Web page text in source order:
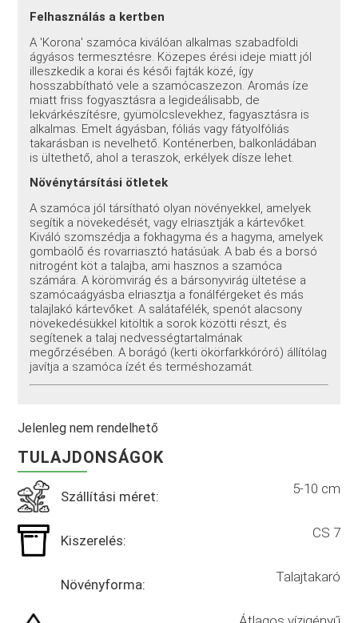
Felhasználás a kertben
A 'Korona' szamóca kiválóan alkalmas szabadföldi
ágyásos termesztésre. Közepes érési ideje miatt jól
illeszkedik a korai és késői fajták közé, így
hosszabbítható vele a szamócaszezon. Aromás íze
miatt friss fogyasztásra a legideálisabb, de
lekvárkészítésre, gyümölcslevekhez, fagyasztásra is
alkalmas. Emelt ágyásban, fóliás vagy fátyolfóliás
takarásban is nevelhető. Konténerben, balkonládában
is ültethető, ahol a teraszok, erkélyek dísze lehet.
Növénytársítási ötletek
A szamóca jól társítható olyan növényekkel, amelyek
segítik a növekedését, vagy elriasztják a kártevőket.
Kiváló szomszédja a fokhagyma és a hagyma, amelyek
gombaölő és rovarriasztó hatásúak. A bab és a borsó
nitrogént köt a talajba, ami hasznos a szamóca
számára. A körömvirág és a bársonyvirág ültetése a
szamócaágyásba elriasztja a fonálférgeket és más
talajlakó kártevőket. A salátafélék, spenót alacsony
növekedésükkel kitöltik a sorok közötti részt, és
segítenek a talaj nedvességtartalmának
megőrzésében. A borágó (kerti ökörfarkkóróró) állítólag
javítja a szamóca ízét és terméshozamát.
Jelenleg nem rendelhető
TULAJDONSÁGOK
Szállítási méret: 5-10 cm
Kiszerelés: CS 7
Növényforma: Talajtakaró